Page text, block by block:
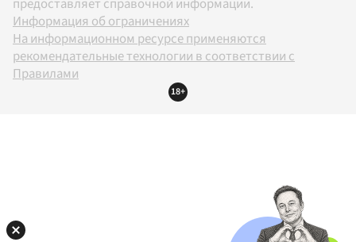
предоставляет справочной информации.
Информация об ограничениях
На информационном ресурсе применяются
рекомендательные технологии в соответствии с
Правилами
18+